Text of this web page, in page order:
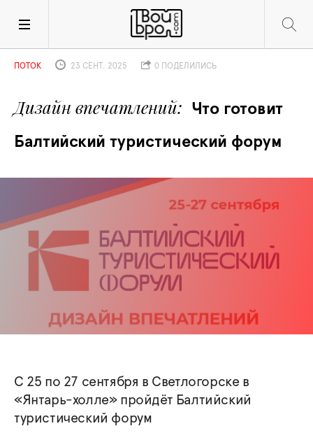
Дизайн впечатлений
Что готовит
Балтийский туристический форум
ПОТОК 23 СЕНТ. 2025 0 ПОДЕЛИЛИСЬ
С 25 по 27 сентября в Светлогорске в
«Янтарь-холле» пройдёт Балтийский
туристический форум